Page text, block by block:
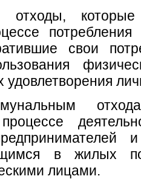
отходы,
свои
удовлетворения
в жилых
лицами.